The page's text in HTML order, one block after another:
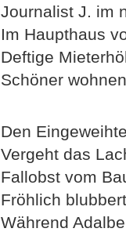
Journalist J. im
Im Haupthaus
Deftige
Schöner
Den
Vergeht das
Fallobst vom
Fröhlich
Während